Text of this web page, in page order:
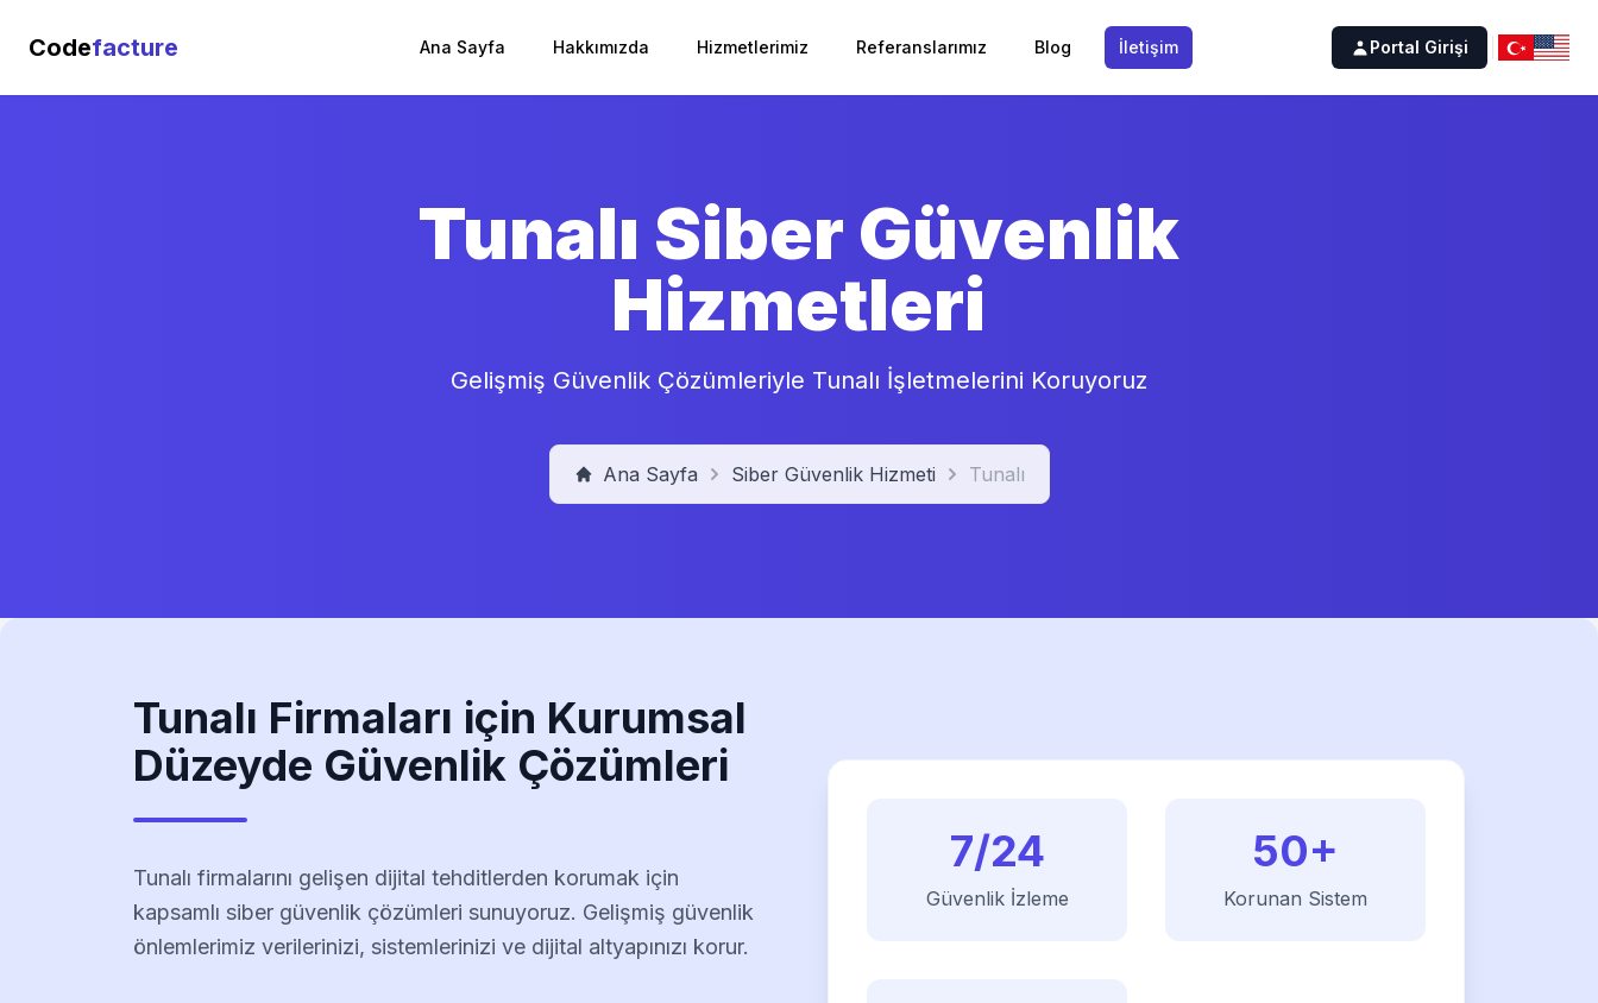
Codefacture Ana Sayfa Hakkımızda Hizmetlerimiz Referanslarımız Blog İletişim Portal Girişi
Tunalı Siber Güvenlik
Hizmetleri
Gelişmiş Güvenlik Çözümleriyle Tunalı İşletmelerini Koruyoruz
Ana Sayfa Siber Güvenlik Hizmeti Tunalı
Tunalı Firmaları için Kurumsal
Düzeyde Güvenlik Çözümleri
Tunalı firmalarını gelişen dijital tehditlerden korumak için
kapsamlı siber güvenlik çözümleri sunuyoruz. Gelişmiş güvenlik
önlemlerimiz verilerinizi, sistemlerinizi ve dijital altyapınızı korur.
7/24
Güvenlik İzleme
50+
Korunan Sistem